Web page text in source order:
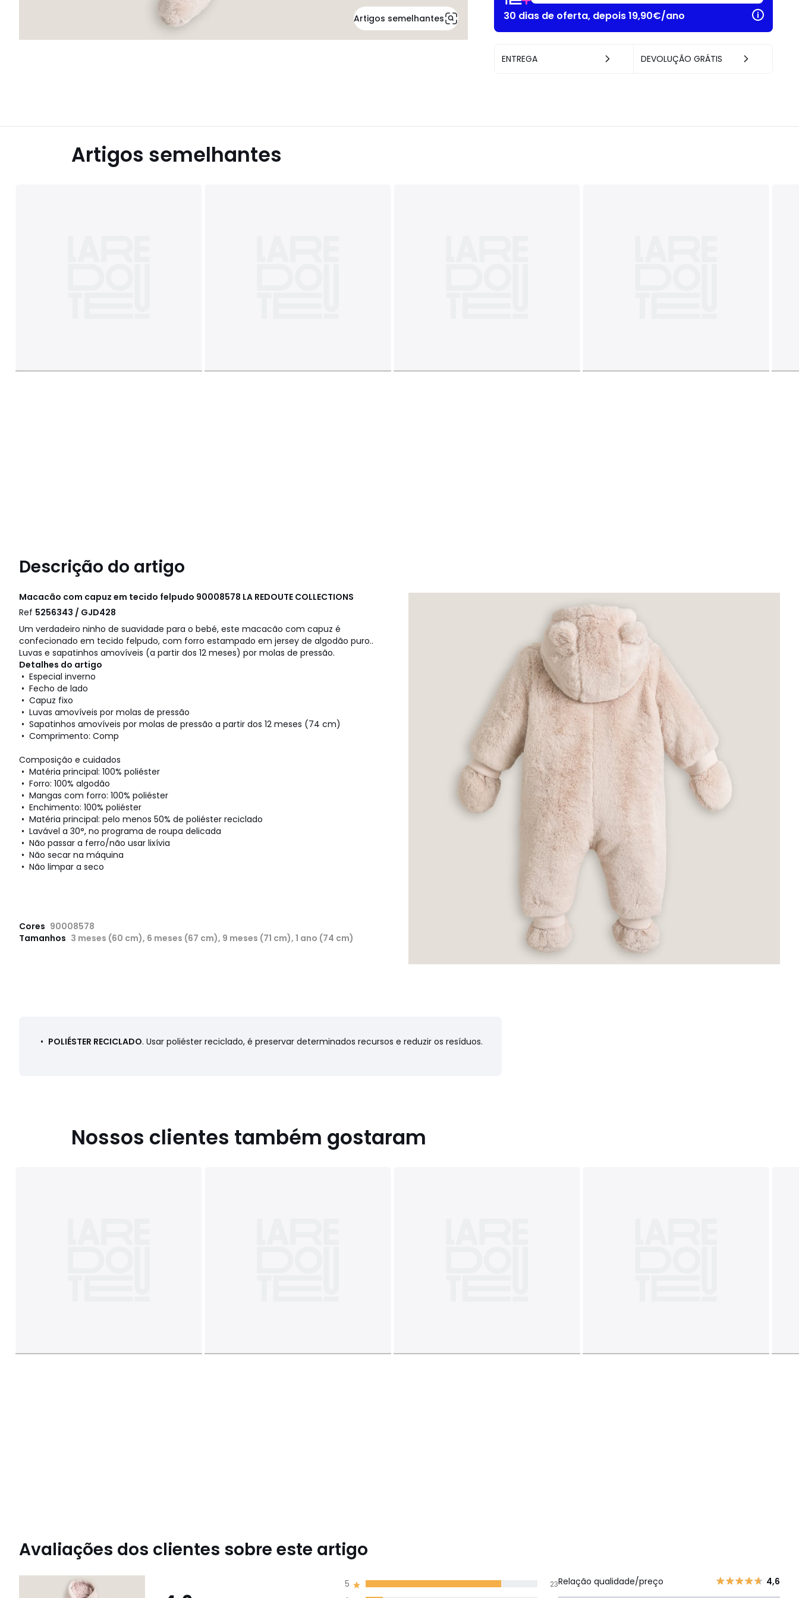
Artigos semelhantes
30 dias de oferta, depois 19,90€/ano
ENTREGA DEVOLUÇÃO GRÁTIS
Artigos semelhantes
Descrição do artigo
Macacão com capuz em tecido felpudo 90008578 LA REDOUTE COLLECTIONS
Ref 5256343 / GJD428
Um verdadeiro ninho de suavidade para o bebé, este macacão com capuz é
confecionado em tecido felpudo, com forro estampado em jersey de algodão puro..
Luvas e sapatinhos amovíveis (a partir dos 12 meses) por molas de pressão.
Detalhes do artigo
• Especial inverno
• Fecho de lado
• Capuz fixo
• Luvas amovíveis por molas de pressão
• Sapatinhos amovíveis por molas de pressão a partir dos 12 meses (74 cm)
• Comprimento: Comp
Composição e cuidados
• Matéria principal: 100% poliéster
• Forro: 100% algodão
• Mangas com forro: 100% poliéster
• Enchimento: 100% poliéster
• Matéria principal: pelo menos 50% de poliéster reciclado
• Lavável a 30°, no programa de roupa delicada
• Não passar a ferro/não usar lixívia
• Não secar na máquina
• Não limpar a seco
Cores 90008578
Tamanhos 3 meses (60 cm), 6 meses (67 cm), 9 meses (71 cm), 1 ano (74 cm)
• POLIÉSTER RECICLADO. Usar poliéster reciclado, é preservar determinados recursos e reduzir os resíduos.
Nossos clientes também gostaram
Avaliações dos clientes sobre este artigo
5 23Relação qualidade/preço 4,6